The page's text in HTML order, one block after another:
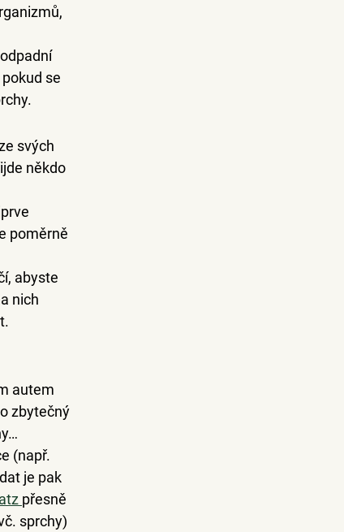
se
svých
někdo
poměrně
abyste
nich
autem
zbytečný
(např.
je pak
přesně
sprchy)